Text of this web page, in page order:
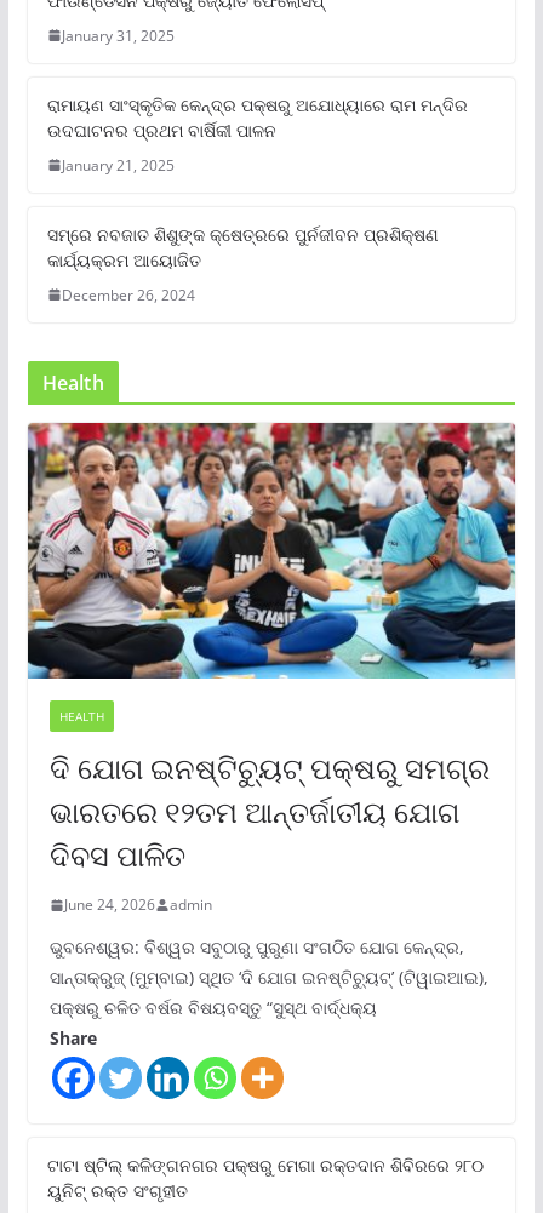
January 31, 2025
ରାମାୟଣ ସାଂସ୍କୃତିକ କେନ୍ଦ୍ର ପକ୍ଷରୁ ଅଯୋଧ୍ୟାରେ ରାମ ମନ୍ଦିର
ଉଦଘାଟନର ପ୍ରଥମ ବାର୍ଷିକୀ ପାଳନ
January 21, 2025
ସମ୍‌ରେ ନବଜାତ ଶିଶୁଙ୍କ କ୍ଷେତ୍ରରେ ପୁର୍ନଜୀବନ ପ୍ରଶିକ୍ଷଣ
କାର୍ଯ୍ୟକ୍ରମ ଆୟୋଜିତ
December 26, 2024
Health
HEALTH
ଦି ଯୋଗ ଇନଷ୍ଟିଚ୍ୟୁଟ୍ ପକ୍ଷରୁ ସମଗ୍ର
ଭାରତରେ ୧୨ତମ ଆନ୍ତର୍ଜାତୀୟ ଯୋଗ
ଦିବସ ପାଳିତ
June 24, 2026 admin
ଭୁବନେଶ୍ୱର: ବିଶ୍ୱର ସବୁଠାରୁ ପୁରୁଣା ସଂଗଠିତ ଯୋଗ କେନ୍ଦ୍ର,
ସାନ୍ତାକ୍ରୁଜ୍ (ମୁମ୍ବାଇ) ସ୍ଥିତ ‘ଦି ଯୋଗ ଇନଷ୍ଟିଚ୍ୟୁଟ୍‌’ (ଟିୱାଇଆଇ),
ପକ୍ଷରୁ ଚଳିତ ବର୍ଷର ବିଷୟବସ୍ତୁ “ସୁସ୍ଥ ବାର୍ଦ୍ଧକ୍ୟ
Share
ଟାଟା ଷ୍ଟିଲ୍‌ କଳିଙ୍ଗନଗର ପକ୍ଷରୁ ମେଗା ରକ୍ତଦାନ ଶିବିରରେ ୨୮୦
ୟୁନିଟ୍‌ ରକ୍ତ ସଂଗୃହୀତ